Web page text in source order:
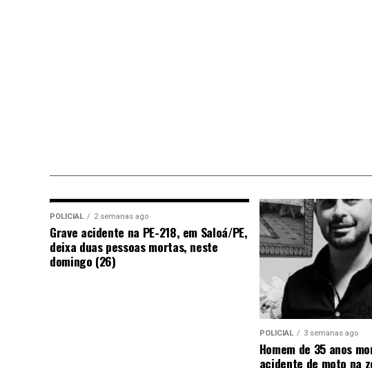
POLICIAL 2 semanas ago
Grave acidente na PE-218, em Saloá/PE,
deixa duas pessoas mortas, neste
domingo (26)
POLICIAL 3 semanas ago
Homem de 35 anos
acidente de moto na